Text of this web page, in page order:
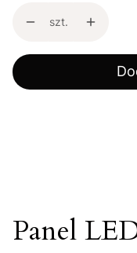
szt.
Panel